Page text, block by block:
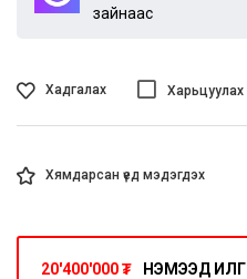
зайнаас
Хадгалах Харьцуулах
Хямдарсан үед мэдэгдэх
20'400'000₮
НЭМЭЭД ИЛҮҮГ